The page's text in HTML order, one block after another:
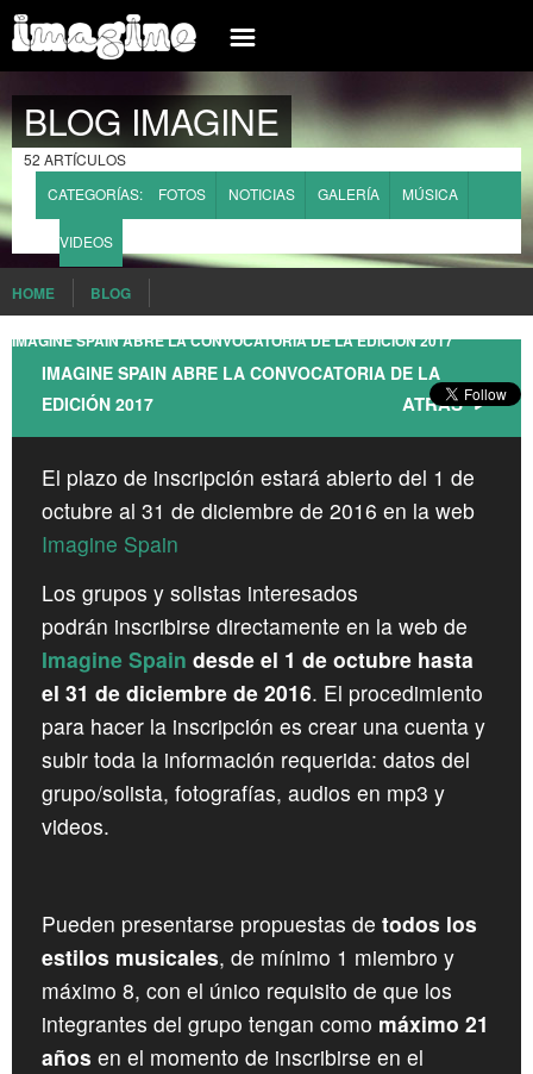
SPAIN
INTERNATIONAL
BELGIUM
BRAZIL
ROMANIA
CROATIA
NORWAY
CONCURSO IMAGINE SPAIN
BASES Y CONDICIONES DE PARTICIPACIÓN
PREGUNTAS FRECUENTES
BLOG
EVENTOS
INSCREVA-SE AGORA
REGISTRAR
INICIAR SESIÓN
BLOG IMAGINE
52 ARTÍCULOS
CATEGORÍAS:
FOTOS NOTICIAS GALERÍA MÚSICA
VIDEOS
HOME BLOG
IMAGINE SPAIN ABRE LA CONVOCATORIA DE LA EDICIÓN 2017
IMAGINE SPAIN ABRE LA CONVOCATORIA DE LA
EDICIÓN 2017
ATRÁS
El plazo de inscripción estará abierto del 1 de
octubre al 31 de diciembre de 2016 en la web
Imagine Spain
Los grupos y solistas interesados
podrán inscribirse directamente en la web de
Imagine Spain desde el 1 de octubre hasta
el 31 de diciembre de 2016. El procedimiento
para hacer la inscripción es crear una cuenta y
subir toda la información requerida: datos del
grupo/solista, fotografías, audios en mp3 y
videos.
Pueden presentarse propuestas de todos los
estilos musicales, de mínimo 1 miembro y
máximo 8, con el único requisito de que los
integrantes del grupo tengan como máximo 21
años en el momento de inscribirse en el